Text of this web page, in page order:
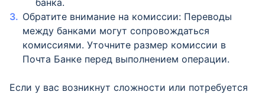
банка.
Обратите внимание на комиссии: Переводы
между банками могут сопровождаться
комиссиями. Уточните размер комиссии в
Почта Банке перед выполнением операции.
Если у вас возникнут сложности или потребуется